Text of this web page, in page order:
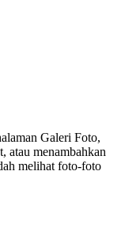
Galeri Foto,
atau menambahkan
melihat foto-foto